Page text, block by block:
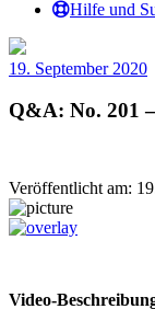
Hilfe und
19. September 2020
Q&A: No. 201
Veröffentlicht am:
Video-